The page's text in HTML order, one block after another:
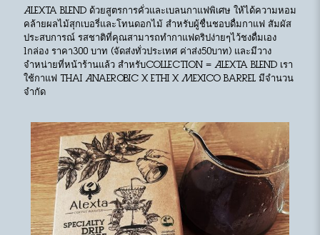
Alexta Blend ด้วยสูตรการคั่วและเบลนกาแฟพิเศษ ให้ได้ความหอม
คล้ายผลไม้สุกเบอรี่และโทนดอกไม้ สำหรับผู้ชื่นชอบดื่มกาแฟ สัมผัส
ประสบการณ์ รสชาติที่คุณสามารถทำกาแฟดริปง่ายๆไว้ชงดื่มเอง
1กล่อง ราคา300 บาท (จัดส่งทั่วประเทศ ค่าส่ง50บาท) และมีวาง
จำหน่ายที่หน้าร้านแล้ว สำหรับCollection = Alexta Blend เรา
ใช้กาแฟ Thai Anaerobic x Ethi x Mexico barrel มีจำนวน
จำกัด